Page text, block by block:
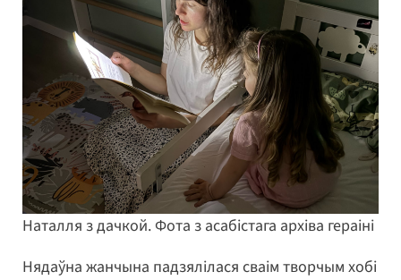
Наталля з дачкой. Фота з асабістага архіва гераіні
Нядаўна жанчына падзялілася сваім творчым хобі